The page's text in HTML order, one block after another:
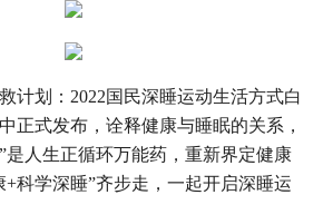
计划：2022国民深睡运动生活方式白
正式发布，诠释健康与睡眠的关系，
是人生正循环万能药，重新界定健康
+科学深睡”齐步走，一起开启深睡运